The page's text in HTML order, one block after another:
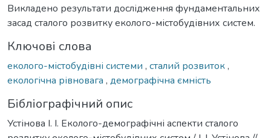
Викладено результати дослідження фундаментальних
засад сталого розвитку еколого-містобудівних систем.
Ключові слова
еколого-містобудівні системи , сталий розвиток,
екологічна рівновага , демографічна ємність
Бібліографічний опис
Устінова І. І. Еколого-демографічні аспекти сталого